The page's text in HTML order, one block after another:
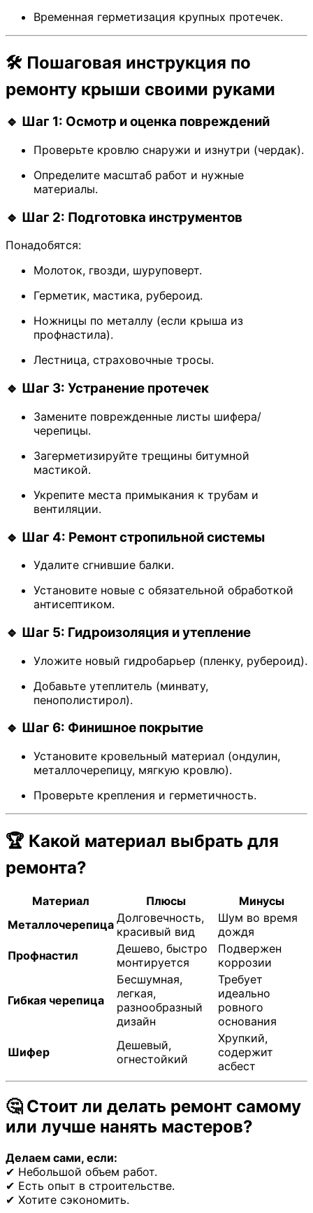
Временная герметизация крупных протечек.
🛠 Пошаговая инструкция по
ремонту крыши своими руками
🔹 Шаг 1: Осмотр и оценка повреждений
Проверьте кровлю снаружи и изнутри (чердак).
Определите масштаб работ и нужные
материалы.
🔹 Шаг 2: Подготовка инструментов
Понадобятся:
Молоток, гвозди, шуруповерт.
Герметик, мастика, рубероид.
Ножницы по металлу (если крыша из
профнастила).
Лестница, страховочные тросы.
🔹 Шаг 3: Устранение протечек
Замените поврежденные листы шифера/
черепицы.
Загерметизируйте трещины битумной
мастикой.
Укрепите места примыкания к трубам и
вентиляции.
🔹 Шаг 4: Ремонт стропильной системы
Удалите сгнившие балки.
Установите новые с обязательной обработкой
антисептиком.
🔹 Шаг 5: Гидроизоляция и утепление
Уложите новый гидробарьер (пленку, рубероид).
Добавьте утеплитель (минвату,
пенополистирол).
🔹 Шаг 6: Финишное покрытие
Установите кровельный материал (ондулин,
металлочерепицу, мягкую кровлю).
Проверьте крепления и герметичность.
🏆 Какой материал выбрать для
ремонта?
Материал Плюсы
Минусы
Металлочерепица Долговечность,
красивый вид
Шум во время
дождя
Профнастил
Дешево, быстро
монтируется
Подвержен
коррозии
Гибкая черепица
Бесшумная,
легкая,
разнообразный
дизайн
Требует
идеально
ровного
основания
Шифер
Дешевый,
огнестойкий
Хрупкий,
содержит
асбест
🤔 Стоит ли делать ремонт самому
или лучше нанять мастеров?
Делаем сами, если:
✔ Небольшой объем работ.
✔ Есть опыт в строительстве.
✔ Хотите сэкономить.